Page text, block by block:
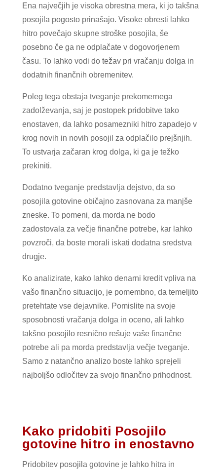
Ena največjih je visoka obrestna mera, ki jo takšna
posojila pogosto prinašajo. Visoke obresti lahko
hitro povečajo skupne stroške posojila, še
posebno če ga ne odplačate v dogovorjenem
času. To lahko vodi do težav pri vračanju dolga in
dodatnih finančnih obremenitev.
Poleg tega obstaja tveganje prekomernega
zadolževanja, saj je postopek pridobitve tako
enostaven, da lahko posamezniki hitro zapadejo v
krog novih in novih posojil za odplačilo prejšnjih.
To ustvarja začaran krog dolga, ki ga je težko
prekiniti.
Dodatno tveganje predstavlja dejstvo, da so
posojila gotovine običajno zasnovana za manjše
zneske. To pomeni, da morda ne bodo
zadostovala za večje finančne potrebe, kar lahko
povzroči, da boste morali iskati dodatna sredstva
drugje.
Ko analizirate, kako lahko denarni kredit vpliva na
vašo finančno situacijo, je pomembno, da temeljito
pretehtate vse dejavnike. Pomislite na svoje
sposobnosti vračanja dolga in oceno, ali lahko
takšno posojilo resnično rešuje vaše finančne
potrebe ali pa morda predstavlja večje tveganje.
Samo z natančno analizo boste lahko sprejeli
najboljšo odločitev za svojo finančno prihodnost.
Kako pridobiti Posojilo
gotovine hitro in enostavno
Pridobitev posojila gotovine je lahko hitra in